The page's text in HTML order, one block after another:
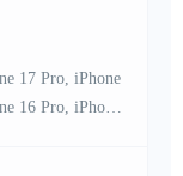
17 Pro, iPhone
16 Pro, iPhone
S26 Ultra ,